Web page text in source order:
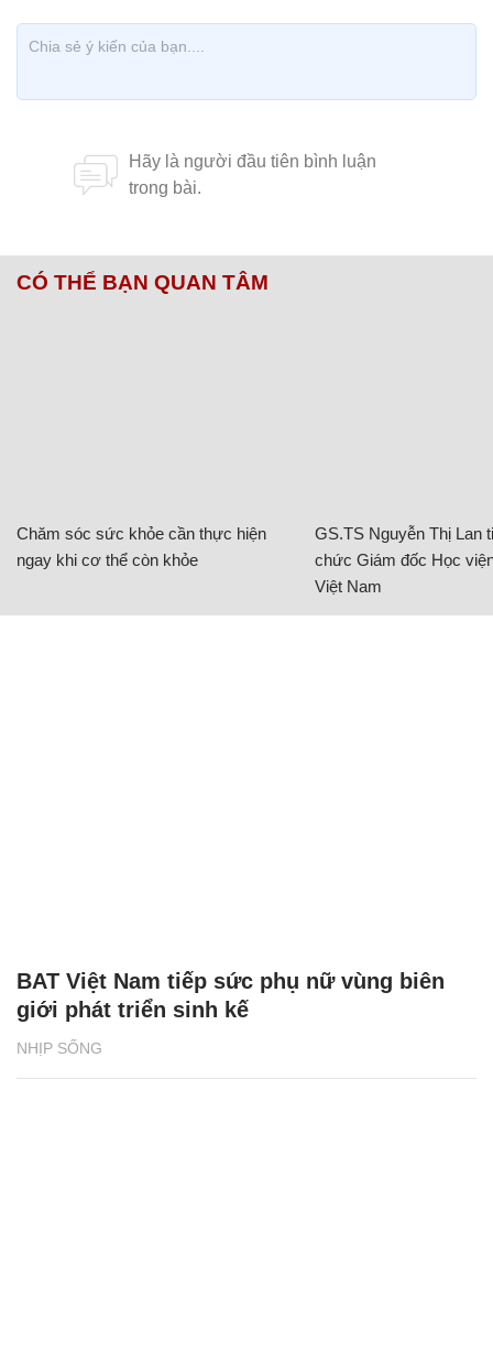
CÓ THỂ BẠN QUAN TÂM
Chăm sóc sức khỏe cần thực hiện
ngay khi cơ thể còn khỏe
GS.TS Nguyễn Thị Lan
chức Giám đốc Học
Việt Nam
NHỊP SỐNG
BAT Việt Nam tiếp sức phụ nữ vùng biên
giới phát triển sinh kế